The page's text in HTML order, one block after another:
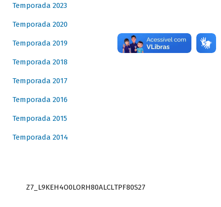
Temporada 2023
Temporada 2020
Temporada 2019
Temporada 2018
Temporada 2017
Temporada 2016
Temporada 2015
Temporada 2014
Z7_L9KEH4O0LORH80ALCLTPF80S27